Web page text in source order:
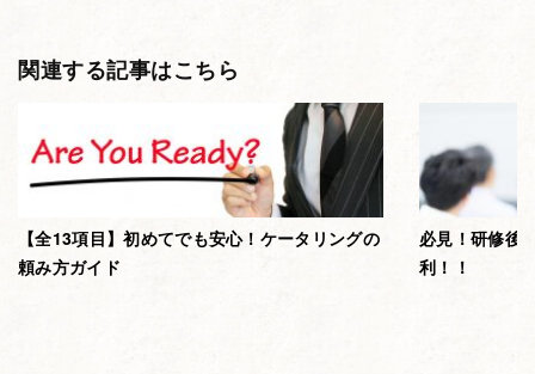
関連する記事はこちら
【全13項目】初めてでも安心！ケータリングの
頼み方ガイド
必見！研修後
利！！